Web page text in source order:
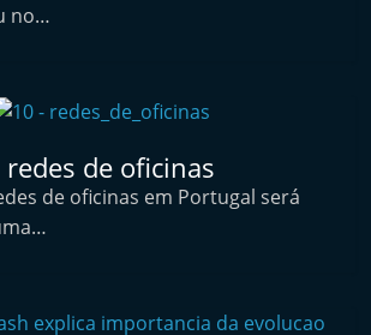
f
r
a
t
no…
de oficinas
de oficinas em Portugal será